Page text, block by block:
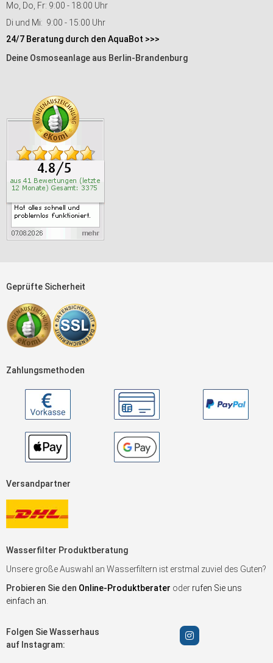
Mo, Do, Fr: 9:00 - 18:00 Uhr
Di und Mi: 9:00 - 15:00 Uhr
24/7 Beratung durch den AquaBot >>>
Deine Osmoseanlage aus Berlin-Brandenburg
Geprüfte Sicherheit
Zahlungsmethoden
Versandpartner
Wasserfilter Produktberatung
Unsere große Auswahl an Wasserfiltern ist erstmal zuviel des Guten?
Probieren Sie den Online-Produktberater oder rufen Sie uns
einfach an
Folgen Sie Wasserhaus
auf Instagram: